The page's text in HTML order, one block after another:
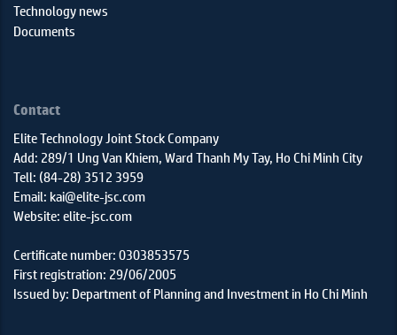
Technology news
Documents
Contact
Elite Technology Joint Stock Company
Add: 289/1 Ung Van Khiem, Ward Thanh My Tay, Ho Chi Minh City
Tell: (84-28) 3512 3959
Email: kai@elite-jsc.com
Website: elite-jsc.com
Certificate number: 0303853575
First registration: 29/06/2005
Issued by: Department of Planning and Investment in Ho Chi Minh